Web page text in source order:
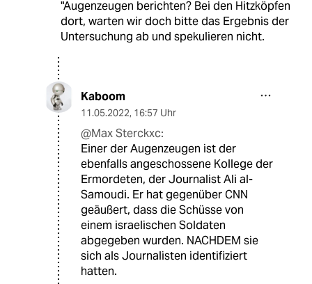
"Augenzeugen berichten? Bei den Hitzköpfen
dort, warten wir doch bitte das Ergebnis der
Untersuchung ab und spekulieren nicht.
Kaboom
11.05.2022, 16:57 Uhr
@Max Sterckxc:
Einer der Augenzeugen ist der
ebenfalls angeschossene Kollege der
Ermordeten, der Journalist Ali al-
Samoudi. Er hat gegenüber CNN
geäußert, dass die Schüsse von
einem israelischen Soldaten
abgegeben wurden. NACHDEM sie
sich als Journalisten identifiziert
hatten.